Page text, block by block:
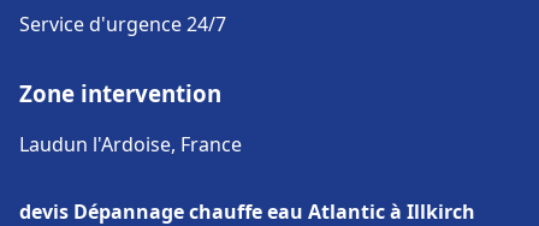
Service d'urgence 24/7
Zone intervention
Laudun l'Ardoise, France
devis Dépannage chauffe eau Atlantic à Illkirch